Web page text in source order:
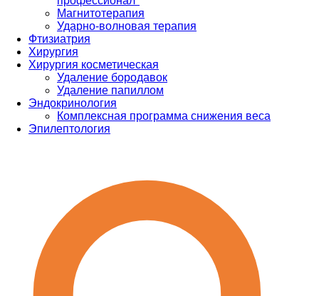
Магнитотерапия
Ударно-волновая терапия
Фтизиатрия
Хирургия
Хирургия косметическая
Удаление бородавок
Удаление папиллом
Эндокринология
Комплексная программа снижения веса
Эпилептология